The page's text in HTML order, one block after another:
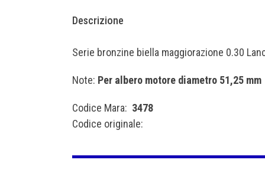
Descrizione
Serie bronzine biella maggiorazione 0.30
Note: Per albero motore diametro 51,25 mm
Codice Mara: 3478
Codice originale: